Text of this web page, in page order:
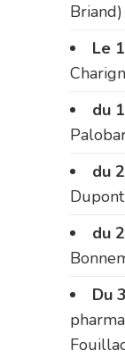
Briand)
Le
du
du
du
Du